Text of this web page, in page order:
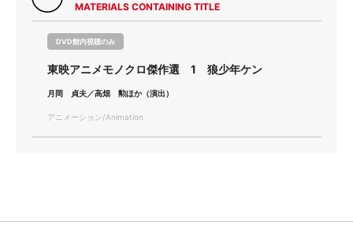
MATERIALS CONTAINING TITLE
DVD館内視聴のみ
東映アニメモノクロ傑作選 1 狼少年ケン
月岡 貞夫／高畑 勲ほか（演出）
アニメーション/Animation